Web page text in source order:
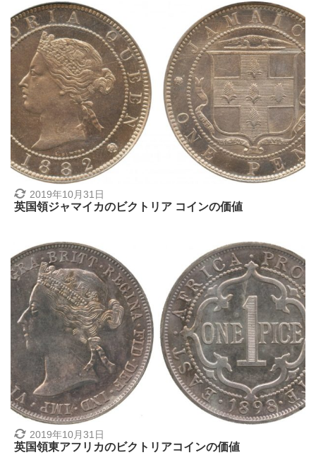
2019年10月31日
英国領ジャマイカのビクトリア コインの価値
2019年10月31日
英国領東アフリカのビクトリアコインの価値